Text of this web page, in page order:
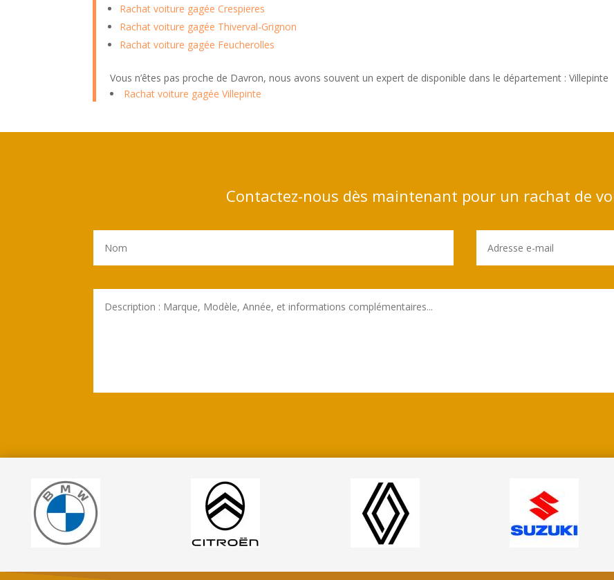
Rachat voiture gagée Crespieres
Rachat voiture gagée Thiverval-Grignon
Rachat voiture gagée Feucherolles
Vous n’êtes pas proche de Davron, nous avons souvent un expert de disponible dans le département : Villepinte
Rachat voiture gagée Villepinte
Contactez-nous dès maintenant pour un rachat de